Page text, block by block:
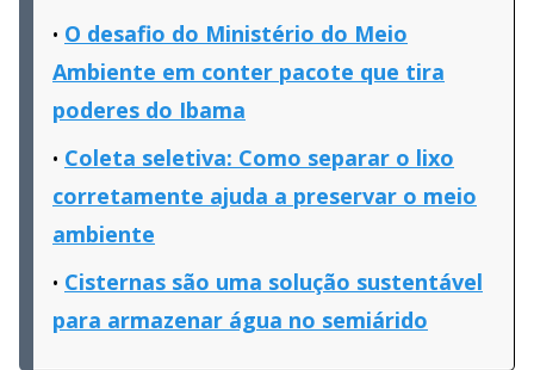
O desafio do Ministério do Meio
Ambiente em conter pacote que tira
poderes do Ibama
Coleta seletiva: Como separar o lixo
corretamente ajuda a preservar o meio
ambiente
Cisternas são uma solução sustentável
para armazenar água no semiárido